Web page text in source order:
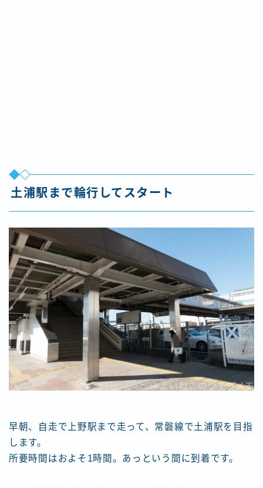
土浦駅まで輪行してスタート
早朝、自走で上野駅まで走って、常磐線で土浦駅を目指
します。
所要時間はおよそ1時間。あっという間に到着です。